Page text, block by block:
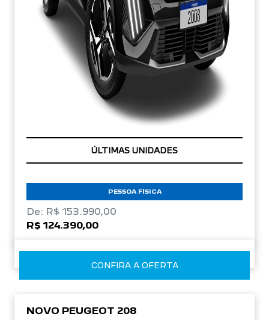
TAXA ZERO
PESSOA FÍSICA
De: R$ 153.990,00
R$ 124.390,00
CONFIRA A OFERTA
NOVO PEUGEOT 208